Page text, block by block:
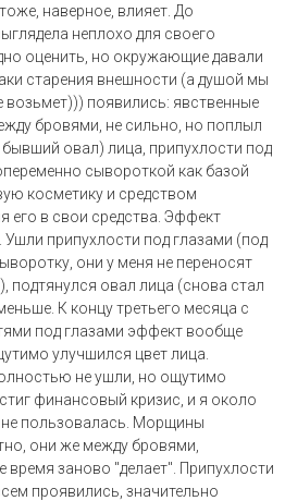
наверное, влияет. До
неплохо для своего
оценить, но окружающие давали
старения внешности (а душой мы
возьмет))) появились: явственные
бровями, не сильно, но поплыл
овал) лица, припухлости под
сывороткой как базой
косметику и средством
его в свои средства. Эффект
Ушли припухлости под глазами (под
они у меня не переносят
подтянулся овал лица (снова стал
К концу третьего месяца с
под глазами эффект вообще
улучшился цвет лица.
не ушли, но ощутимо
финансовый кризис, и я около
пользовалась. Морщины
они же между бровями,
время заново "делает". Припухлости
проявились, значительно